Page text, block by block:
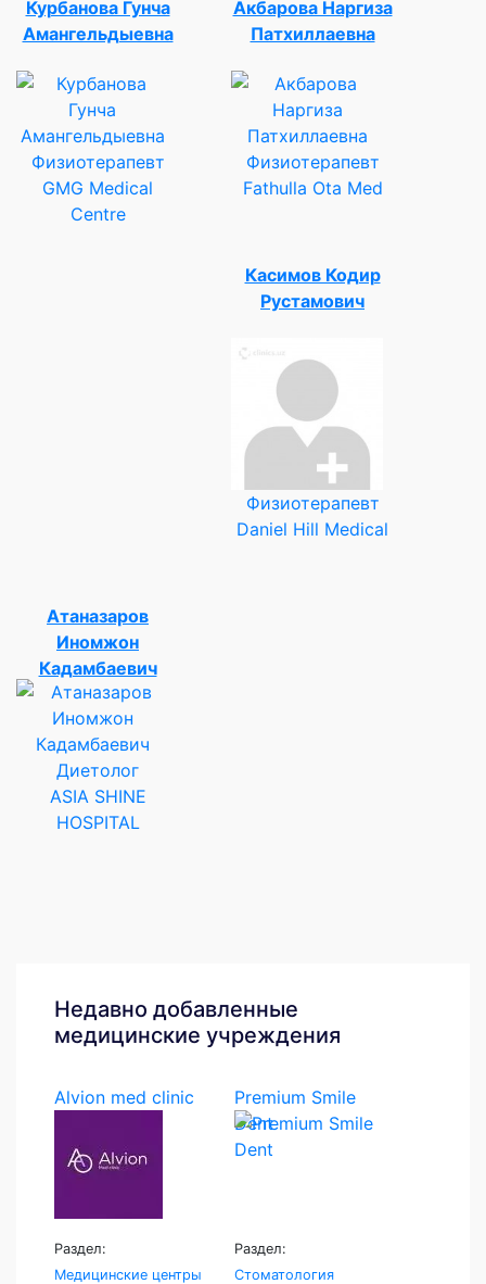
Курбанова Гунча
Амангельдыевна
Физиотерапевт
GMG Medical
Centre
Акбарова Наргиза
Патхиллаевна
Физиотерапевт
Fathulla Ota Med
Касимов Кодир
Рустамович
Физиотерапевт
Daniel Hill Medical
Атаназаров
Иномжон
Кадамбаевич
Диетолог
ASIA SHINE
HOSPITAL
Недавно добавленные
медицинские учреждения
Alvion med clinic
Раздел:
Медицинские центры
Premium Smile
Dent
Раздел:
Стоматология